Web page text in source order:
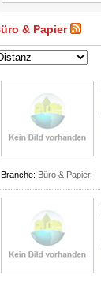
& Papier
Branche: Büro & Papier